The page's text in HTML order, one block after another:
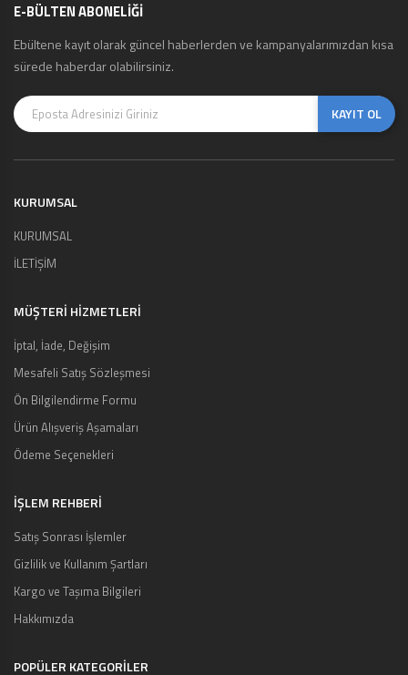
E-BÜLTEN ABONELİĞİ
Ebültene kayıt olarak güncel haberlerden ve kampanyalarımızdan kısa
sürede haberdar olabilirsiniz.
KAYIT OL
KURUMSAL
KURUMSAL
İLETİŞİM
MÜŞTERI HIZMETLERI
İptal, İade, Değişim
Mesafeli Satış Sözleşmesi
Ön Bilgilendirme Formu
Ürün Alışveriş Aşamaları
Ödeme Seçenekleri
İŞLEM REHBERİ
Satış Sonrası İşlemler
Gizlilik ve Kullanım Şartları
Kargo ve Taşıma Bilgileri
Hakkımızda
POPÜLER KATEGORİLER